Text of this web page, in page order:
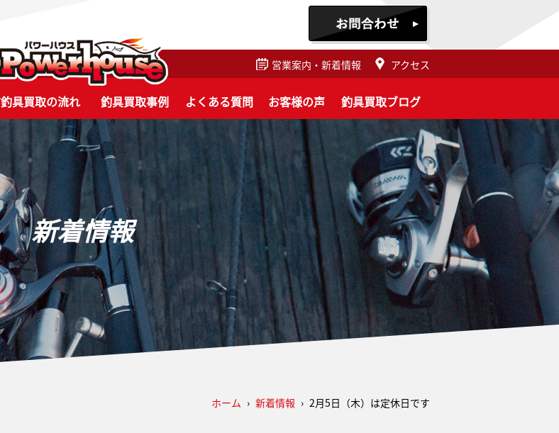
営業案内・新着情報 アクセス
具買取の流れ 釣具買取事例 よくある質問 お客様の声 釣具買取ブログ
新着情報
ホーム › 新着情報 › 2月5日（木）は定休日です